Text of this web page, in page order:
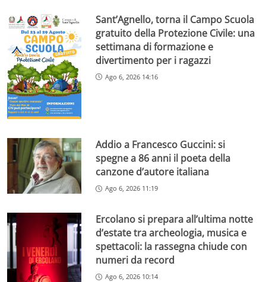
Sant’Agnello, torna il Campo Scuola
gratuito della Protezione Civile: una
settimana di formazione e
divertimento per i ragazzi
Ago 6, 2026 14:16
Addio a Francesco Guccini: si
spegne a 86 anni il poeta della
canzone d’autore italiana
Ago 6, 2026 11:19
Ercolano si prepara all’ultima notte
d’estate tra archeologia, musica e
spettacoli: la rassegna chiude con
numeri da record
Ago 6, 2026 10:14